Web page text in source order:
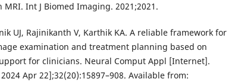
Int J Biomed Imaging. 2021;2021.
UJ, Rajinikanth V, Karthik KA. A reliable framework for
examination and treatment planning based on
for clinicians. Neural Comput Appl [Internet].
Apr 22];32(20):15897–908. Available from: